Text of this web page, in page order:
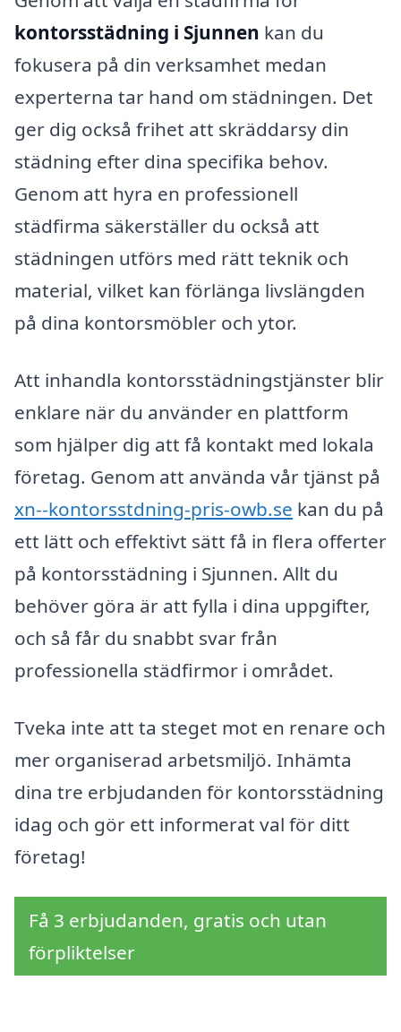
kontorsstädning i Sjunnen kan du
fokusera på din verksamhet medan
experterna tar hand om städningen. Det
ger dig också frihet att skräddarsy din
städning efter dina specifika behov.
Genom att hyra en professionell
städfirma säkerställer du också att
städningen utförs med rätt teknik och
material, vilket kan förlänga livslängden
på dina kontorsmöbler och ytor.
Att inhandla kontorsstädningstjänster blir
enklare när du använder en plattform
som hjälper dig att få kontakt med lokala
företag. Genom att använda vår tjänst på
xn--kontorsstdning-pris-owb.se kan du på
ett lätt och effektivt sätt få in flera offerter
på kontorsstädning i Sjunnen. Allt du
behöver göra är att fylla i dina uppgifter,
och så får du snabbt svar från
professionella städfirmor i området.
Tveka inte att ta steget mot en renare och
mer organiserad arbetsmiljö. Inhämta
dina tre erbjudanden för kontorsstädning
idag och gör ett informerat val för ditt
företag!
Få 3 erbjudanden, gratis och utan
förpliktelser